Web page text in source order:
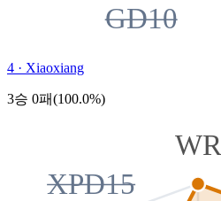
GD10
4 · Xiaoxiang
3승 0패(100.0%)
WR
XPD15